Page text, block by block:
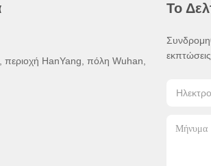
HanYang, πόλη Wuhan,
Το